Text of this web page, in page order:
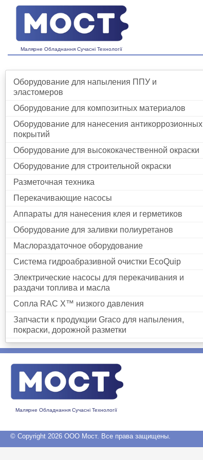
Малярне Обладнання Сучасні Технології
Оборудование для напыления ППУ и
эластомеров
Оборудование для композитных материалов
Оборудование для нанесения антикоррозионных
покрытий
Оборудование для высококачественной окраски
Оборудование для строительной окраски
Разметочная техника
Перекачивающие насосы
Аппараты для нанесения клея и герметиков
Оборудование для заливки полиуретанов
Маслораздаточное оборудование
Система гидроабразивной очистки EcoQuip
Электрические насосы для перекачивания и
раздачи топлива и масла
Сопла RAC X™ низкого давления
Запчасти к продукции Graco для напыления,
покраски, дорожной разметки
Малярне Обладнання Сучасні Технології
© Copyright 2026 ООО Мост. Все права защищены.